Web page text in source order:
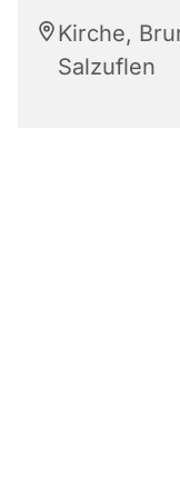
Kirche,
Salzuflen